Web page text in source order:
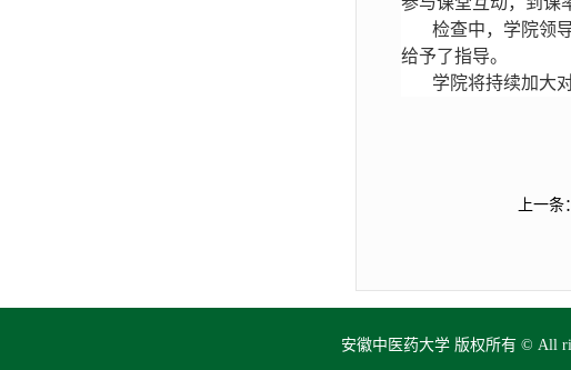
检查中，学院领
给予了指导。
学院将持续加大
上一条：
安徽中医药大学 版权所有 © All